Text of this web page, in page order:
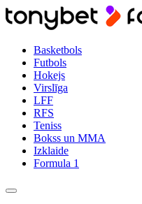
Basketbols
Futbols
Hokejs
Virslīga
LFF
RFS
Teniss
Bokss un MMA
Izklaide
Formula 1